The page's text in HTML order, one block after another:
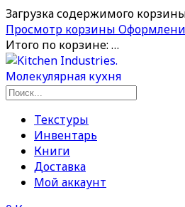
Загрузка содержимого
Просмотр корзины
Итого по корзине: …
Текстуры
Инвентарь
Книги
Доставка
Мой аккаунт